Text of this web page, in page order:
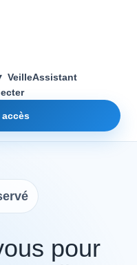
VeilleAssistant
accès
pour